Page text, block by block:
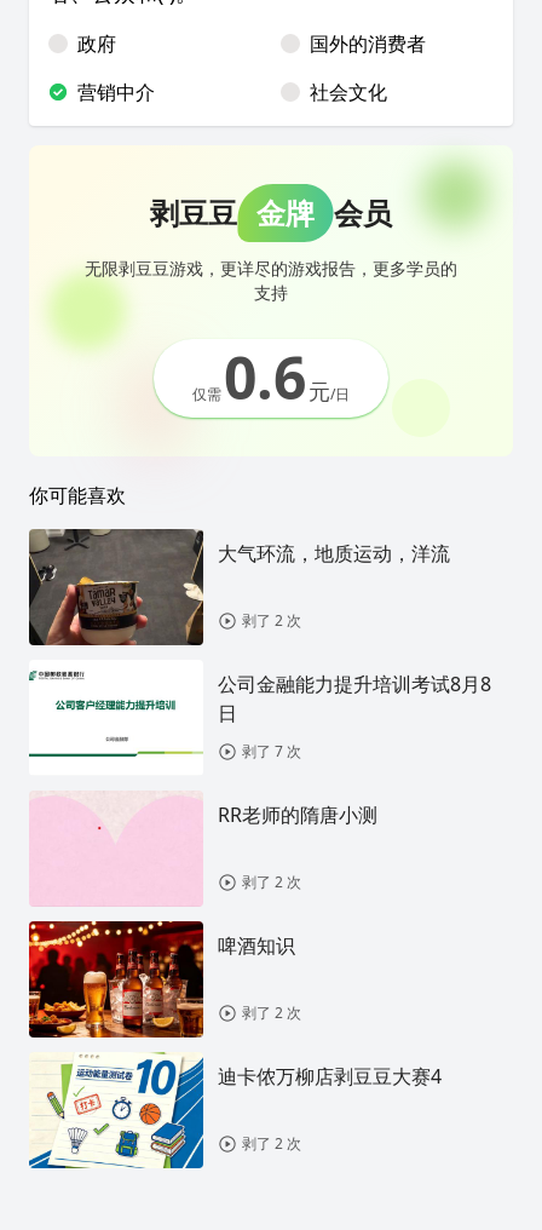
政府
国外的消费者
营销中介
社会文化
剥豆豆 金牌 会员
无限剥豆豆游戏，更详尽的游戏报告，更多学员的
支持
仅需0.6元/日
你可能喜欢
大气环流，地质运动，洋流
剥了 2 次
公司金融能力提升培训考试8月8
日
剥了 7 次
RR老师的隋唐小测
剥了 2 次
啤酒知识
剥了 2 次
迪卡侬万柳店剥豆豆大赛4
剥了 2 次